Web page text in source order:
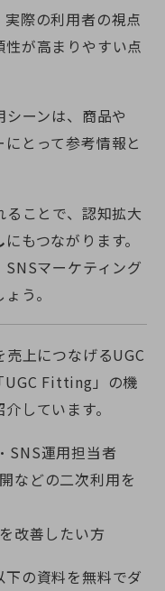
際の利用者の視点
が高まりやすい点
ーンは、商品や
とって参考情報と
ことで、認知拡大
にもつながります。
マーケティング
う。
上につなげるUGC
UGC Fitting」の機
しています。
SNS運用担当者
などの二次利用を
改善したい方
の資料を無料でダ